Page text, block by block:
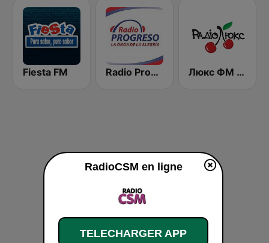
Fiesta FM Radio Progreso 90.3 FM Люкс ФМ Україна - Lux FM Ukraine
RadioCSM en ligne
TELECHARGER APP